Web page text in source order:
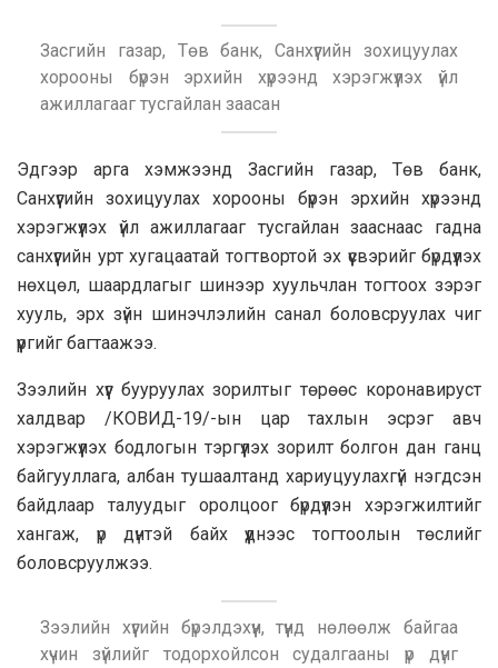
Засгийн газар, Төв банк, Санхүүгийн зохицуулах
хорооны бүрэн эрхийн хүрээнд хэрэгжүүлэх үйл
ажиллагааг тусгайлан заасан
Эдгээр арга хэмжээнд Засгийн газар, Төв банк,
Санхүүгийн зохицуулах хорооны бүрэн эрхийн хүрээнд
хэрэгжүүлэх үйл ажиллагааг тусгайлан зааснаас гадна
санхүүгийн урт хугацаатай тогтвортой эх үүсвэрийг бүрдүүлэх
нөхцөл, шаардлагыг шинээр хуульчлан тогтоох зэрэг
хууль, эрх зүйн шинэчлэлийн санал боловсруулах чиг
үүргийг багтаажээ.
Зээлийн хүүг бууруулах зорилтыг төрөөс коронавируст
халдвар /КОВИД-19/-ын цар тахлын эсрэг авч
хэрэгжүүлэх бодлогын тэргүүлэх зорилт болгон дан ганц
байгууллага, албан тушаалтанд хариуцуулахгүй нэгдсэн
байдлаар талуудыг оролцоог бүрдүүлэн хэрэгжилтийг
хангаж, үр дүнтэй байх үүднээс тогтоолын төслийг
боловсруулжээ.
Зээлийн хүүгийн бүрэлдэхүүн, түүнд нөлөөлж байгаа
хүчин зүйлийг тодорхойлсон судалгааны үр дүнг